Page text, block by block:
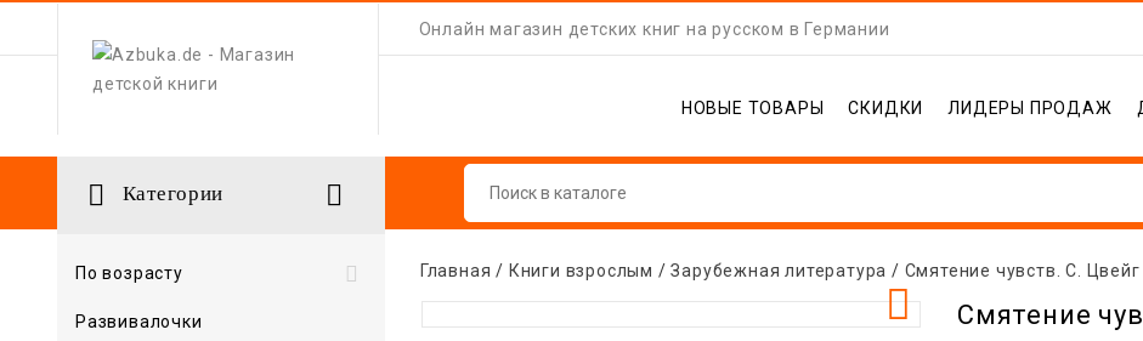
Онлайн магазин детских книг на русском в Германии
НОВЫЕ ТОВАРЫ СКИДКИ ЛИДЕРЫ ПРОДАЖ
 Категории 

По возрасту
Развивалочки
Главная Книги взрослым Зарубежная литература Смятение чувств. С. Цвейг
 Смятение